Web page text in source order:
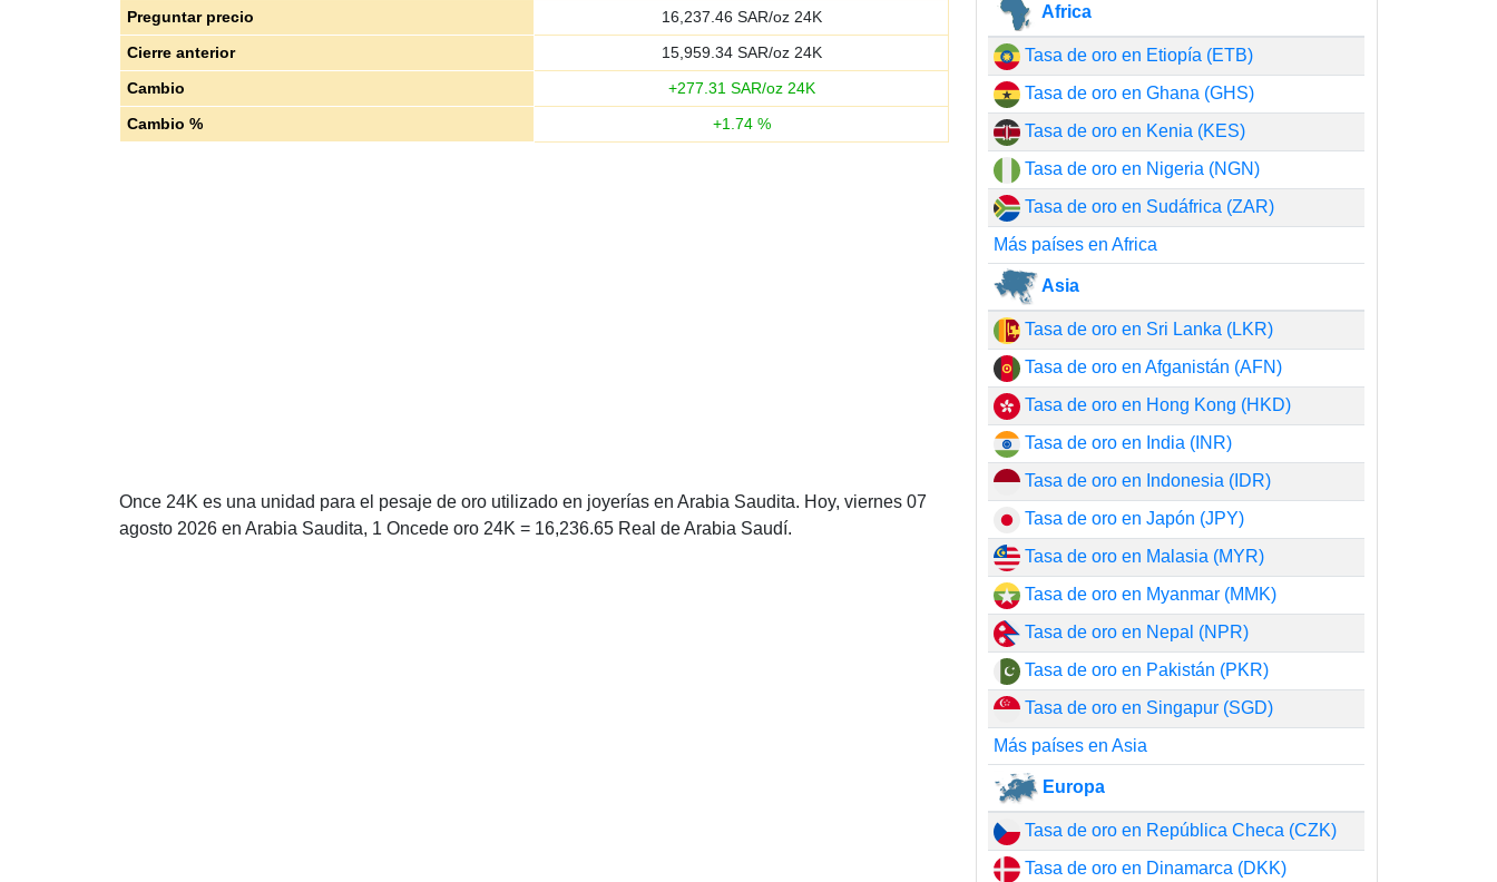
Preguntar precio
16,237.46 SAR/oz 24K
Cierre anterior
15,959.34SAR/oz 24K
Cambio
+277.31 SAR/oz 24K
Cambio %
+1.74%
Once 24K es una unidad para el pesaje de oro utilizado en joyerías en Arabia Saudita. Hoy, viernes 07
agosto 2026 en Arabia Saudita, 1 Oncede oro 24K = 16,236.65 Real de Arabia Saudí.
Africa
Tasa de oro en Etiopía (ETB)
Tasa de oro en Ghana (GHS)
Tasa de oro en Kenia (KES)
Tasa de oro en Nigeria (NGN)
Tasa de oro en Sudáfrica (ZAR)
Más países en Africa
Asia
Tasa de oro en Sri Lanka (LKR)
Tasa de oro en Afganistán (AFN)
Tasa de oro en Hong Kong (HKD)
Tasa de oro en India (INR)
Tasa de oro en Indonesia (IDR)
Tasa de oro en Japón (JPY)
Tasa de oro en Malasia (MYR)
Tasa de oro en Myanmar (MMK)
Tasa de oro en Nepal (NPR)
Tasa de oro en Pakistán (PKR)
Tasa de oro en Singapur (SGD)
Más países en Asia
Europa
Tasa de oro en República Checa (CZK)
Tasa de oro en Dinamarca (DKK)